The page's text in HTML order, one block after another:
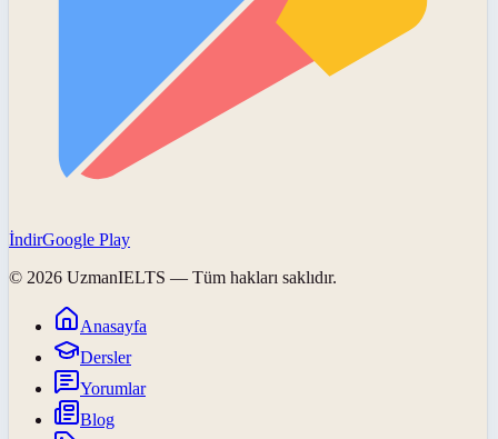
İndirGoogle Play
© 2026 UzmanIELTS — Tüm hakları saklıdır.
Anasayfa
Dersler
Yorumlar
Blog